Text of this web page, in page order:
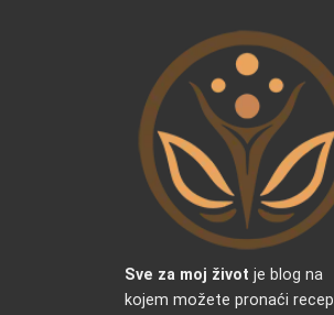
Sve za moj život je blog na
kojem možete pronaći